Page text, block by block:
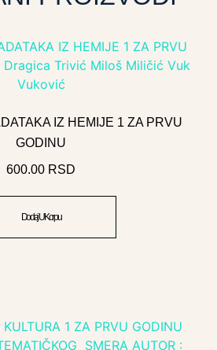
IZ HEMIJE 1 ZA PRVU
GODINU
600.00 RSD
Dodaj U Korpu